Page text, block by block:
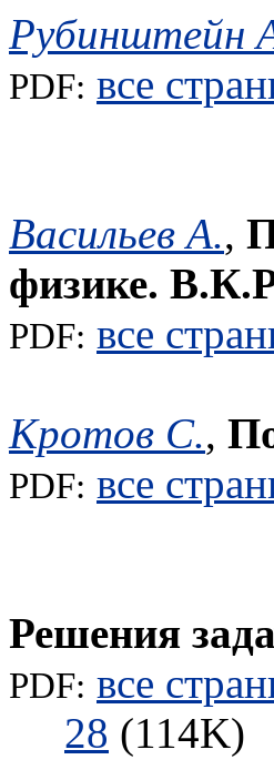
Рубинштейн
PDF: все
Васильев А.,
физике.
PDF: все
Кротов С.,
PDF: все
Решения
PDF: все
28